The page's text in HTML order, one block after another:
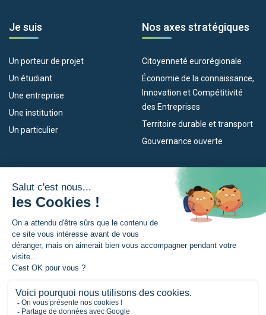
Je suis
Un porteur de projet
Un étudiant
Une entreprise
Une institution
Un particulier
Nos axes stratégiques
Citoyenneté eurorégionale
Économie de la connaissance,
Innovation et Compétitivité
des Entreprises
Territoire durable et transport
Gouvernance ouverte
Empleo
Eskola Futura
Forma NAEN
TRANSFERMUGA-RREKIN
L’Eurorégion
Qu’est-ce que l’Eurorégion ?
Actualités
Espace presse